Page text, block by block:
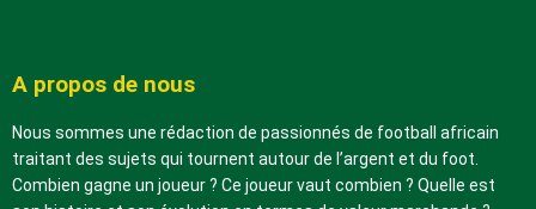
A propos de nous
Nous sommes une rédaction de passionnés de football africain
traitant des sujets qui tournent autour de l’argent et du foot.
Combien gagne un joueur ? Ce joueur vaut combien ? Quelle est